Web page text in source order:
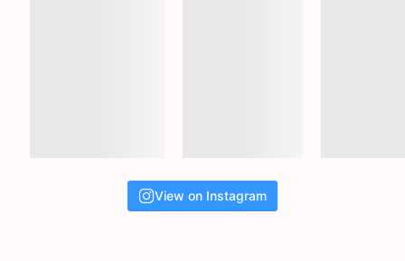
View on Instagram